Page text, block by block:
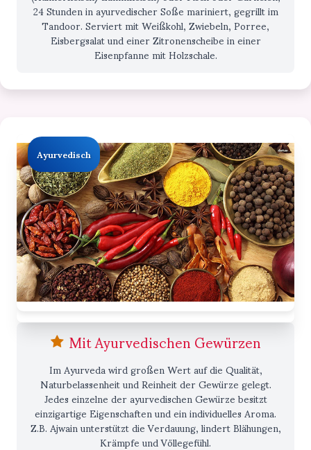
24 Stunden in ayurvedischer Soße mariniert, gegrillt im
Tandoor. Serviert mit Weißkohl, Zwiebeln, Porree,
Eisbergsalat und einer Zitronenscheibe in einer
Eisenpfanne mit Holzschale.
Ayurvedisch
Mit Ayurvedischen Gewürzen
Im Ayurveda wird großen Wert auf die Qualität,
Naturbelassenheit und Reinheit der Gewürze gelegt.
Jedes einzelne der ayurvedischen Gewürze besitzt
einzigartige Eigenschaften und ein individuelles Aroma.
Z.B. Ajwain unterstützt die Verdauung, lindert Blähungen,
Krämpfe und Völlegefühl.